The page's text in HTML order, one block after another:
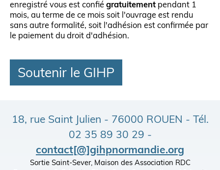
enregistré vous est confié gratuitement pendant 1
mois, au terme de ce mois soit l'ouvrage est rendu
sans autre formalité, soit l'adhésion est confirmée par
le paiement du droit d'adhésion.
Soutenir le GIHP
18, rue Saint Julien - 76000 ROUEN - Tél.
02 35 89 30 29 -
contact[@]gihpnormandie.org
Sortie Saint-Sever, Maison des Association RDC